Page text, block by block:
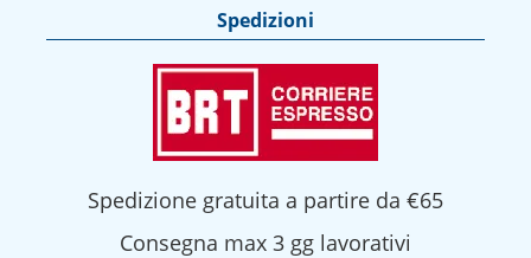
Spedizioni
Spedizione gratuita a partire da €65
Consegna max 3 gg lavorativi